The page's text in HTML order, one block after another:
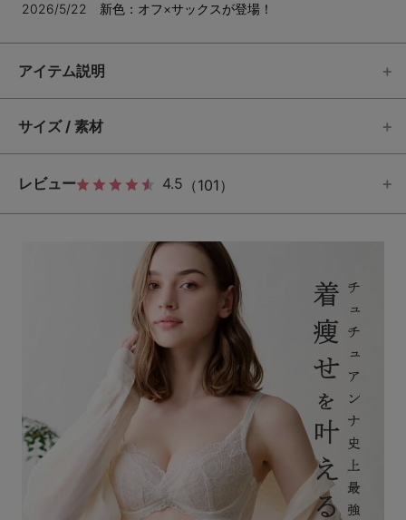
2026/5/22 新色：オフ×サックスが登場！
アイテム説明
サイズ / 素材
レビュー 4.5 （101）